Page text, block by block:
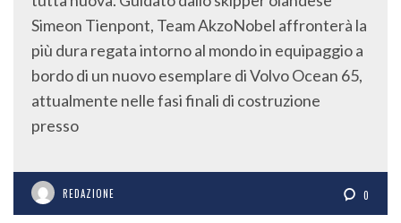
Simeon Tienpont, Team AkzoNobel affronterà la
più dura regata intorno al mondo in equipaggio a
bordo di un nuovo esemplare di Volvo Ocean 65,
attualmente nelle fasi finali di costruzione
presso
REDAZIONE 0